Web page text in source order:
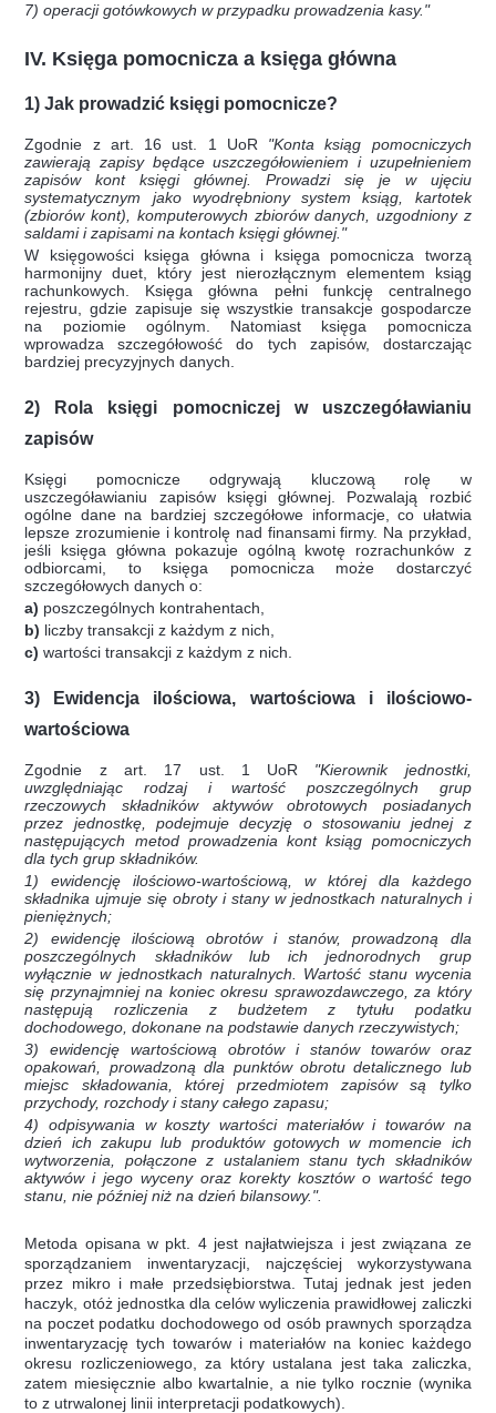
7) operacji gotówkowych w przypadku prowadzenia kasy."
IV. Księga pomocnicza a księga główna
1) Jak prowadzić księgi pomocnicze?
Zgodnie z art. 16 ust. 1 UoR "Konta ksiąg pomocniczych
zawierają zapisy będące uszczegółowieniem i uzupełnieniem
zapisów kont księgi głównej. Prowadzi się je w ujęciu
systematycznym jako wyodrębniony system ksiąg, kartotek
(zbiorów kont), komputerowych zbiorów danych, uzgodniony z
saldami i zapisami na kontach księgi głównej."
W księgowości księga główna i księga pomocnicza tworzą
harmonijny duet, który jest nierozłącznym elementem ksiąg
rachunkowych. Księga główna pełni funkcję centralnego
rejestru, gdzie zapisuje się wszystkie transakcje gospodarcze
na poziomie ogólnym. Natomiast księga pomocnicza
wprowadza szczegółowość do tych zapisów, dostarczając
bardziej precyzyjnych danych.
2) Rola księgi pomocniczej w uszczegóławianiu
zapisów
Księgi pomocnicze odgrywają kluczową rolę w
uszczegóławianiu zapisów księgi głównej. Pozwalają rozbić
ogólne dane na bardziej szczegółowe informacje, co ułatwia
lepsze zrozumienie i kontrolę nad finansami firmy. Na przykład,
jeśli księga główna pokazuje ogólną kwotę rozrachunków z
odbiorcami, to księga pomocnicza może dostarczyć
szczegółowych danych o:
a) poszczególnych kontrahentach,
b) liczby transakcji z każdym z nich,
c) wartości transakcji z każdym z nich.
3) Ewidencja ilościowa, wartościowa i ilościowo-
wartościowa
Zgodnie z art. 17 ust. 1 UoR "Kierownik jednostki,
uwzględniając rodzaj i wartość poszczególnych grup
rzeczowych składników aktywów obrotowych posiadanych
przez jednostkę, podejmuje decyzję o stosowaniu jednej z
następujących metod prowadzenia kont ksiąg pomocniczych
dla tych grup składników.
1) ewidencję ilościowo-wartościową, w której dla każdego
składnika ujmuje się obroty i stany w jednostkach naturalnych i
pieniężnych;
2) ewidencję ilościową obrotów i stanów, prowadzoną dla
poszczególnych składników lub ich jednorodnych grup
wyłącznie w jednostkach naturalnych. Wartość stanu wycenia
się przynajmniej na koniec okresu sprawozdawczego, za który
następują rozliczenia z budżetem z tytułu podatku
dochodowego, dokonane na podstawie danych rzeczywistych;
3) ewidencję wartościową obrotów i stanów towarów oraz
opakowań, prowadzoną dla punktów obrotu detalicznego lub
miejsc składowania, której przedmiotem zapisów są tylko
przychody, rozchody i stany całego zapasu;
4) odpisywania w koszty wartości materiałów i towarów na
dzień ich zakupu lub produktów gotowych w momencie ich
wytworzenia, połączone z ustalaniem stanu tych składników
aktywów i jego wyceny oraz korekty kosztów o wartość tego
stanu, nie później niż na dzień bilansowy.".
Metoda opisana w pkt. 4 jest najłatwiejsza i jest związana ze
sporządzaniem inwentaryzacji, najczęściej wykorzystywana
przez mikro i małe przedsiębiorstwa. Tutaj jednak jest jeden
haczyk, otóż jednostka dla celów wyliczenia prawidłowej zaliczki
na poczet podatku dochodowego od osób prawnych sporządza
inwentaryzację tych towarów i materiałów na koniec każdego
okresu rozliczeniowego, za który ustalana jest taka zaliczka,
zatem miesięcznie albo kwartalnie, a nie tylko rocznie (wynika
to z utrwalonej linii interpretacji podatkowych).